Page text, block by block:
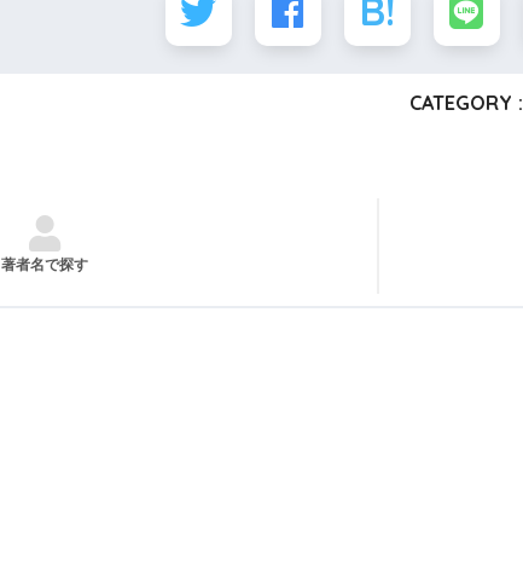
CATEGORY :
著者名で探す